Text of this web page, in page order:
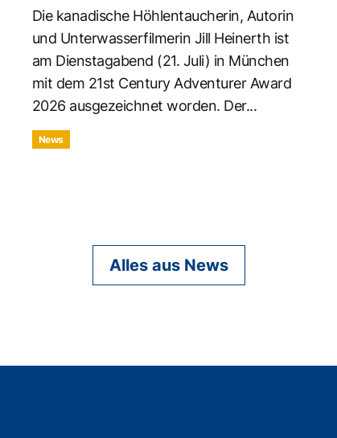
Die kanadische Höhlentaucherin, Autorin
und Unterwasserfilmerin Jill Heinerth ist
am Dienstagabend (21. Juli) in München
mit dem 21st Century Adventurer Award
2026 ausgezeichnet worden. Der...
News
Alles aus News